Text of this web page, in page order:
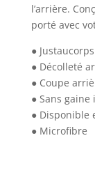
l’arrière.
porté avec
●
● Décolleté
● Coupe
● Sans gaine
● Disponible
● Microfibre